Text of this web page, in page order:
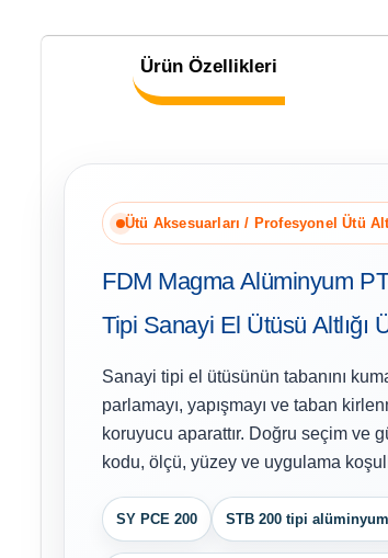
Ürün Özellikleri
Ütü Aksesuarları / Profesyonel Ütü
FDM Magma Alüminyum
Tipi Sanayi El Ütüsü Altlığı
Sanayi tipi el ütüsünün tabanını
parlamayı, yapışmayı ve taban
koruyucu aparattır. Doğru seçim ve
kodu, ölçü, yüzey ve uygulama
SY PCE 200 STB 200 tipi alüminyum